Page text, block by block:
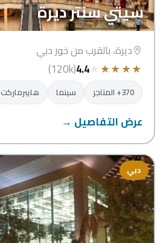
سيتي سنتر ديرة
ديرة، بالقرب من خور دبي
★
★
★
★
★
4.4
(120k)
370+ المتاجر سينما هايبرماركت
عرض التفاصيل →
دبي